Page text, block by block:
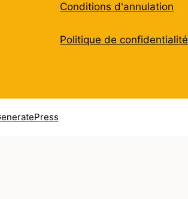
Conditions d'annulation
Politique de confidentialité